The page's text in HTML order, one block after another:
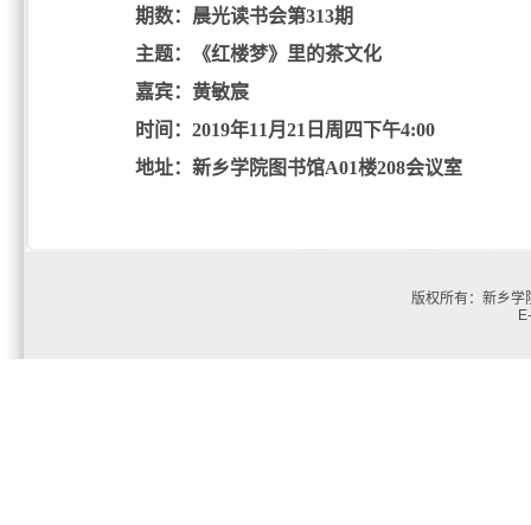
期数： 晨光读书会第313期
主题：《红楼梦》里的茶文化
嘉宾：黄敏宸
时间： 2019年11月21日周四下午4:00
地址： 新乡学院图书馆A01楼208会议室
版权所有：新乡学